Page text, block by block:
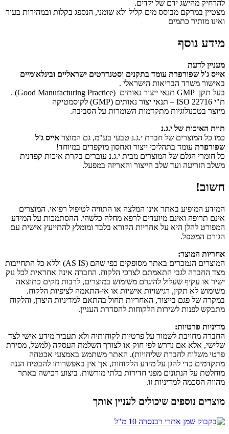
להרחיק מהישג ידם של ילדים.
מצטיין במרקם מבוסס מים קליל ולא שומני, הנספג בקלות ובמהירות בעור
ואינו מותיר כתמים
מידע נוסף
מעניין לדעת
אייס ג'ל שפורפרת עומד בתקנים וסטנדרטים ישראליים ובינלאומיים
באישור משרד הבריאות הישראלי .
בעל תקן GMP תנאי ייצור נאותים (Good Manufacturing Practice) .
ת"י ISO 22716 – תנאי יצור נאותים (GMP) לקוסמטיקה
מיוצר בטכנולוגיות מתקדמות השומרות על הסביבה.
תוית האיכות של י.ג.נ
כמו כל המוצרים של חברת י.ג.נ טבעי בע"מ, גם המוצר אייס ג'ל
שפורפרת עומד בתהליכי ייצור ואחסון מוקפדים במיוחד!
כל חומרי הגלם של המוצרים מבית י.ג.נ עוברים בקרת איכות קפדנית
משלב הזריעה ועד שלב הייצור והאריזה במפעל.
חשוב!
המידע המופיע באתר אינו המלצה או התוויה לטיפול רפואי. המוצרים
אינם תרופה ואינם מיועדים לרפא מחלה כלשהי. ההסתמכות על המידע
המפורט להלן היא על אחריות הקורא בלבד ומומלץ להתייעץ אישית עם
הגורם המטפל.
אחריות המוצר:
המוצרים הנמכרים באתר מסופקים כפי שהם (AS IS) וללא כל התחייבות
מצד החברה לגבי התאמתם לצרכי הלקוח. החברה אינה אחראית לכל נזק
ישיר או עקיף שעלול להיגרם משימוש במוצרים, לרבות נזקים כתוצאה
משימוש לא תקין, רגישויות אישיות או אי-התאמה לציפיות הלקוח.
במקרה של פגם בייצור, האחריות תחול בהתאם למדיניות היצרן, והלקוח
מתבקש לפנות לשירות הלקוחות להסדרת העניין.
מדיניות פרטיות:
החברה מחויבת לשמור על פרטיות לקוחותיה ולא תעביר מידע אישי לצד
שלישי, אלא אם נדרש לפי חוק או לצורך השלמת העסקה (למשל, מסירת
פרטי משלוח לחברת שליחויות). האתר משתמש באמצעי אבטחה
מתקדמים כדי להגן על מידע הלקוחות, אך אין באפשרותו להבטיח הגנה
מוחלטת על הנתונים מפני חדירות בלתי מורשות. ביצוע רכישה באתר
מהווה הסכמה למדיניות זו.
מוצרים נוספים שיכולים לעניין אותך